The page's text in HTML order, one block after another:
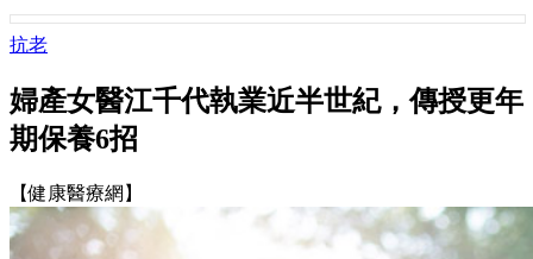
抗老
婦產女醫江千代執業近半世紀，傳授更年
期保養6招
【健康醫療網】